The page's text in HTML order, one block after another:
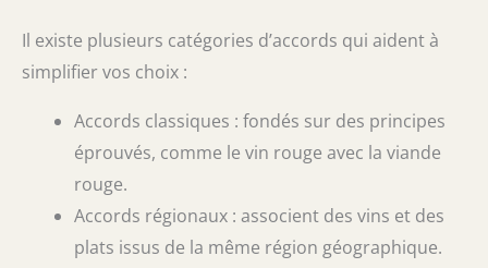
Il existe plusieurs catégories d’accords qui aident à
simplifier vos choix :
Accords classiques : fondés sur des principes
éprouvés, comme le vin rouge avec la viande
rouge.
Accords régionaux : associent des vins et des
plats issus de la même région géographique.